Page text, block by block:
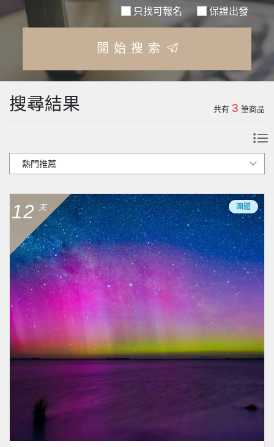
只找可報名 保證出發
開始搜索
搜尋結果 共有 3 筆商品
12 天 團體